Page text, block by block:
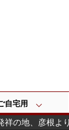
自宅用
の地、彦根よ